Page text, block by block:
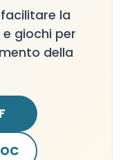
la
giochi per
della